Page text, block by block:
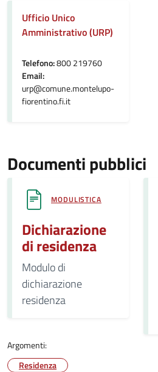
Ufficio Unico
Amministrativo (URP)
Telefono:800 219760
Email:
urp@comune.montelupo-
fiorentino.fi.it
Documenti pubblici
MODULISTICA
Dichiarazione
di residenza
Modulo di
dichiarazione
residenza
Argomenti:
Residenza